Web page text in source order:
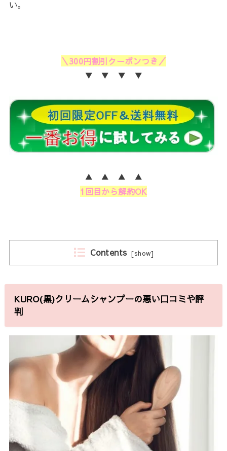
い。
＼300円割引クーポンつき／
▼ ▼ ▼ ▼
▲ ▲ ▲ ▲
1回目から解約OK
Contents [show]
KURO(黒)クリームシャンプーの悪い口コミや評
判